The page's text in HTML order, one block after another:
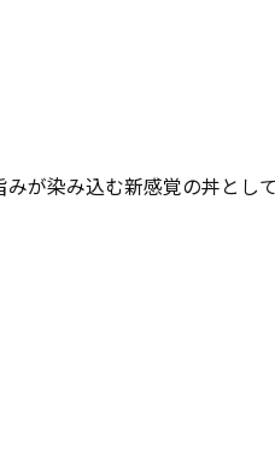
が染み込む新感覚の丼とし